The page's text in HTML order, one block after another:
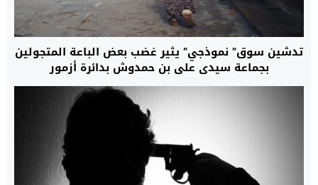
تدشين سوق” نموذجي” يثير غضب بعض الباعة المتجولين
بجماعة سيدي علي بن حمدوش بدائرة أزمور